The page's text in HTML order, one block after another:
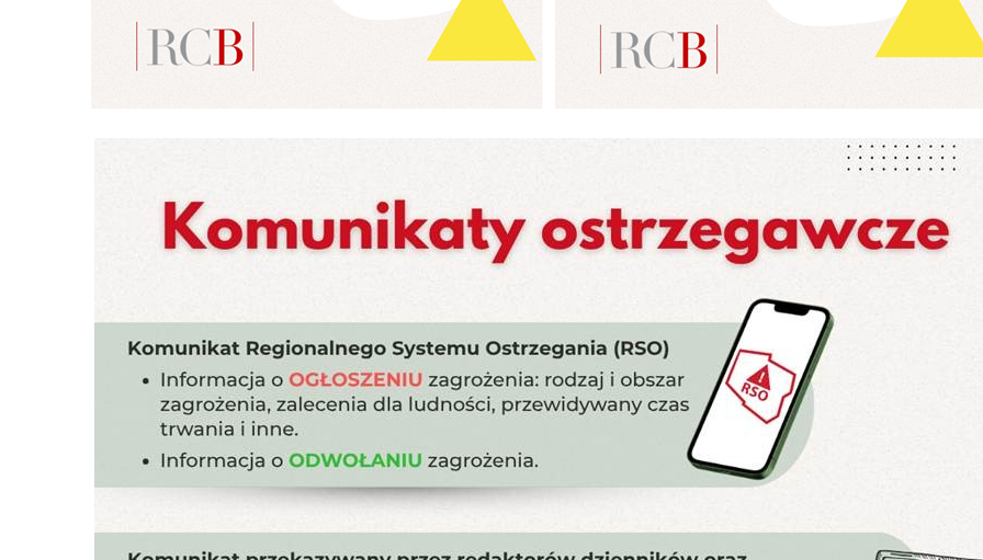
podmiotów trzecich lub firm będących naszymi partnerami oraz innych
usług. Firmy te działają w charakterze pośredników prezentujących nasze treści w
postaci wiadomości, ofert, komunikatów mediów społecznościowych.